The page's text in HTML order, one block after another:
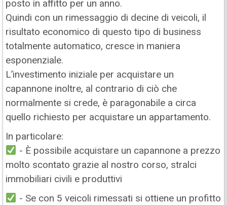
posto in affitto per un anno.
Quindi con un rimessaggio di decine di veicoli, il
risultato economico di questo tipo di business
totalmente automatico, cresce in maniera
esponenziale.
L’investimento iniziale per acquistare un
capannone inoltre, al contrario di ciò che
normalmente si crede, è paragonabile a circa
quello richiesto per acquistare un appartamento.
In particolare:
- È possibile acquistare un capannone a prezzo
molto scontato grazie al nostro corso, stralci
immobiliari civili e produttivi
- Se con 5 veicoli rimessati si ottiene un profitto